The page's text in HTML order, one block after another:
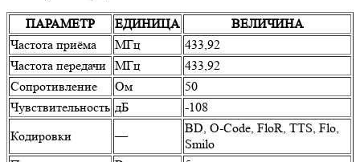
ПАРАМЕТР ЕДИНИЦА
ВЕЛИЧИНА
Частота приёма
МГц
433,92
Частота передачи МГц
433,92
Сопротивление
Ом
50
Чувствительность дБ
-108
Кодировки
—
BD, O-Code, FloR, TTS, Flo,
Smilo